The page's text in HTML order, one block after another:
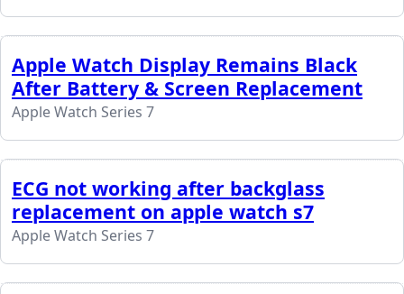
Apple Watch Display Remains Black
After Battery & Screen Replacement
Apple Watch Series 7
ECG not working after backglass
replacement on apple watch s7
Apple Watch Series 7